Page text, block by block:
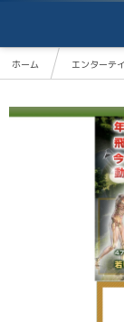
ホーム エンターテ